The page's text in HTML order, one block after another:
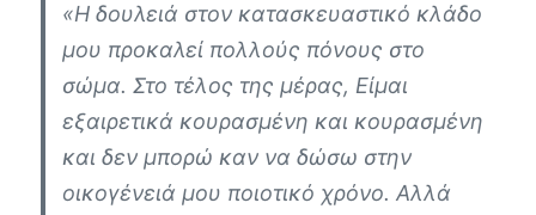
«Η δουλειά στον κατασκευαστικό κλάδο
μου προκαλεί πολλούς πόνους στο
σώμα. Στο τέλος της μέρας, Είμαι
εξαιρετικά κουρασμένη και κουρασμένη
και δεν μπορώ καν να δώσω στην
οικογένειά μου ποιοτικό χρόνο. Αλλά